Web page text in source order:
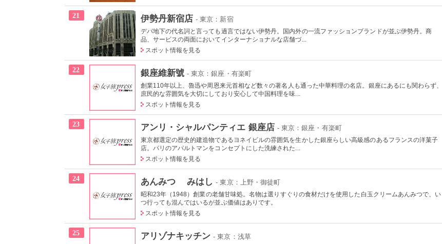
21 伊勢丹新宿店 - 東京：新宿
デパ地下の代名詞と言っても過言ではない伊勢丹。国内外の一流ファッションブランドが並ぶ伊勢丹。商
品、サービスの両面においてインターナショナルな店舗づ...
スポット情報を見る
22 銀座維新號 - 東京：銀座・有楽町
創業110年以上、魯迅や周恩来元首相など数々の著名人も通った中華料理の名店。銀座にあるにも関わらず、
庶民的な雰囲気を大切にしており安心して中国料理を味...
スポット情報を見る
23 アンリ・シャルパンティエ 銀座店 - 東京：銀座・有楽町
東京都選定の歴史的建造物であるヨネイビルの雰囲気を生かした銀座らしい高級感のあるフランスの洋菓子
店。パリのアパルトマンをコンセプトにした洗練された...
スポット情報を見る
24 あんみつ みはし - 東京：上野・御徒町
昭和23年（1948）創業の老舗甘味処。名物は選りすぐりの食材だけを使用した白玉クリームあんみつで、い
つ行っても混んではいるが並ぶ価値はありです。
スポット情報を見る
25 アリゾナキッチン - 東京：浅草